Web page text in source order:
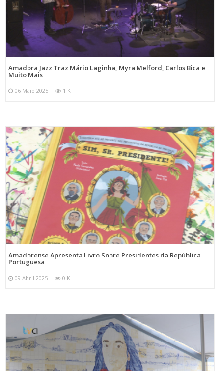
Amadora Jazz Traz Mário Laginha, Myra Melford, Carlos Bica e
Muito Mais
06 Maio 2025 1 K
Amadorense Apresenta Livro Sobre Presidentes da República
Portuguesa
09 Abril 2025 0 K